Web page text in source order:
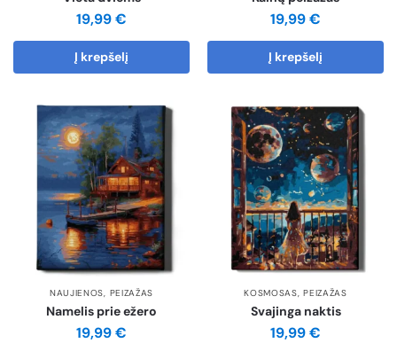
19,99€
Į krepšelį
19,99€
Į krepšelį
NAUJIENOS, PEIZAŽAS
Namelis prie ežero
19,99€
KOSMOSAS,PEIZAŽAS
Svajinga naktis
19,99€